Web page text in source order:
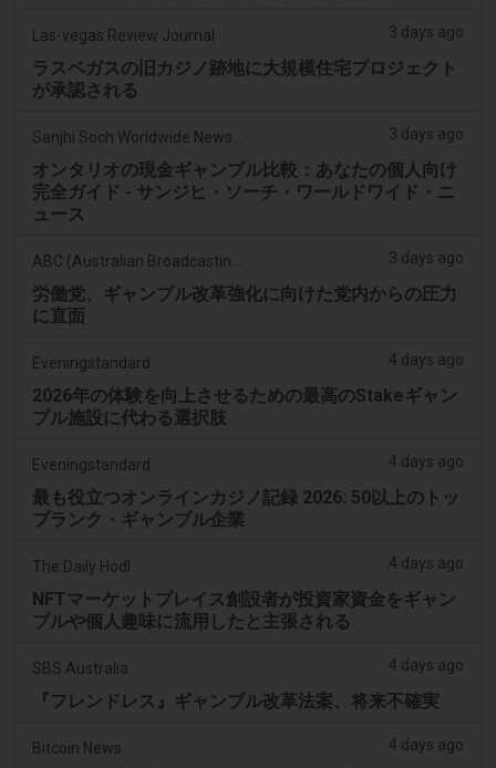
Las-vegas Review Journal 3 days ago
ラスベガスの旧カジノ跡地に大規模住宅プロジェクト
が承認される
3 days ago
オンタリオの現金ギャンブル比較：あなたの個人向け
完全ガイド - サンジヒ・ソーチ・ワールドワイド・ニ
ュース
3 days ago
労働党、ギャンブル改革強化に向けた党内からの圧力
に直面
Eveningstandard 4 days ago
2026年の体験を向上させるための最高のStakeギャン
ブル施設に代わる選択肢
Eveningstandard 4 days ago
最も役立つオンラインカジノ記録 2026: 50以上のトッ
プランク・ギャンブル企業
The Daily Hodl 4 days ago
NFTマーケットプレイス創設者が投資家資金をギャン
ブルや個人趣味に流用したと主張される
SBS Australia 4 days ago
『フレンドレス』ギャンブル改革法案、将来不確実
Bitcoin News 4 days ago